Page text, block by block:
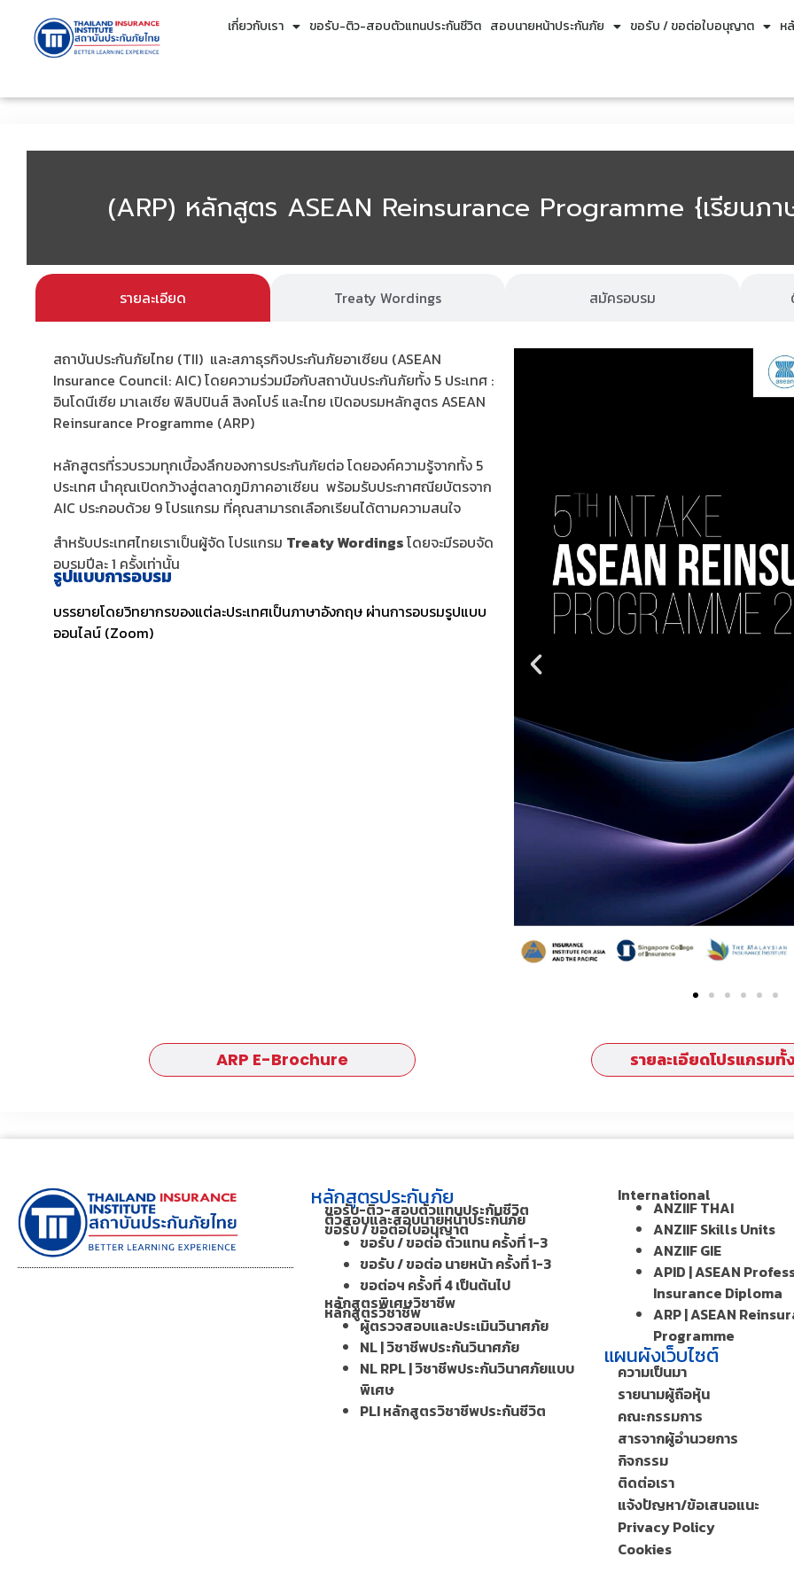
เกี่ยวกับเรา ขอรับ-ติว-สอบตัวแทนประกันชีวิต สอบนายหน้าประกันภัย ขอรับ / ขอต่อใบอนุญาต ห
(ARP) หลักสูตร ASEAN Reinsurance Programme {เรียนภ
รายละเอียด Treaty Wordings สมัครอบรม
สถาบันประกันภัยไทย (TII) และสภาธุรกิจประกันภัยอาเซียน (ASEAN
Insurance Council: AIC) โดยความร่วมมือกับสถาบันประกันภัยทั้ง 5 ประเทศ :
อินโดนีเซีย มาเลเซีย ฟิลิปปินส์ สิงคโปร์ และไทย เปิดอบรมหลักสูตร ASEAN
Reinsurance Programme (ARP)
หลักสูตรที่รวบรวมทุกเบื้องลึกของการประกันภัยต่อ โดยองค์ความรู้จากทั้ง 5
ประเทศ นำคุณเปิดกว้างสู่ตลาดภูมิภาคอาเซียน พร้อมรับประกาศณียบัตรจาก
AIC ประกอบด้วย 9 โปรแกรม ที่คุณสามารถเลือกเรียนได้ตามความสนใจ
สำหรับประเทศไทยเราเป็นผู้จัด โปรแกรม Treaty Wordingsโดยจะมีรอบจัด
อบรมปีละ 1 ครั้งเท่านั้น
รูปแบบการอบรม
บรรยายโดยวิทยากรของแต่ละประเทศเป็นภาษาอังกฤษ ผ่านการอบรมรูปแบบ
ออนไลน์ (Zoom)
ARP E-Brochure รายละเอียดโปรแกรมทั้
หลักสูตรประกันภัย
ขอรับ-ติว-สอบตัวแทนประกันชีวิต
ติวสอบและสอบนายหน้าประกันภัย
ขอรับ / ขอต่อใบอนุญาต
ขอรับ / ขอต่อ ตัวแทน ครั้งที่ 1-3
ขอรับ / ขอต่อ นายหน้า ครั้งที่ 1-3
ขอต่อฯ ครั้งที่ 4 เป็นต้นไป
หลักสูตรพิเศษวิชาชีพ
หลักสูตรวิชาชีพ
ผู้ตรวจสอบและประเมินวินาศภัย
NL | วิชาชีพประกันวินาศภัย
NL RPL | วิชาชีพประกันวินาศภัยแบบ
พิเศษ
PLI หลักสูตรวิชาชีพประกันชีวิต
International
ANZIIF THAI
ANZIIF Skills Units
ANZIIF GIE
APID | ASEAN
Insurance Diploma
ARP | ASEAN
Programme
แผนผังเว็บไซต์
ความเป็นมา
รายนามผู้ถือหุ้น
คณะกรรมการ
สารจากผู้อำนวยการ
กิจกรรม
ติดต่อเรา
แจ้งปัญหา/ข้อเสนอแนะ
Privacy Policy
Cookies